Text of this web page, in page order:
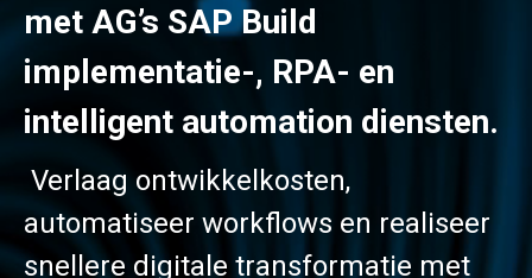
met AG’s SAP Build
implementatie-, RPA- en
intelligent automation diensten.
Verlaag ontwikkelkosten,
automatiseer workflows en realiseer
snellere digitale transformatie met